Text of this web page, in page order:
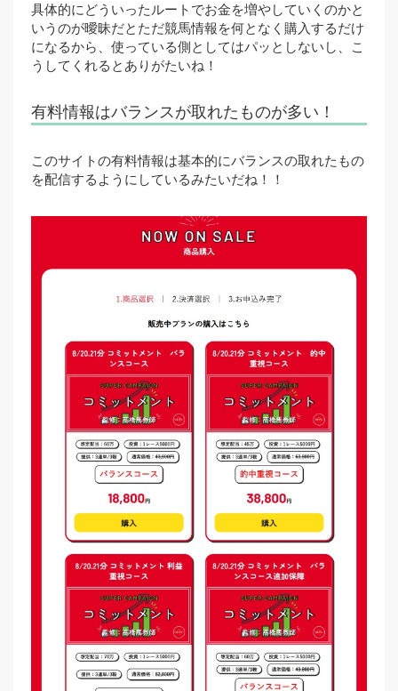
具体的にどういったルートでお金を増やしていくのかと
いうのが曖昧だとただ競馬情報を何となく購入するだけ
になるから、使っている側としてはパッとしないし、こ
うしてくれるとありがたいね！
有料情報はバランスが取れたものが多い！
このサイトの有料情報は基本的にバランスの取れたもの
を配信するようにしているみたいだね！！